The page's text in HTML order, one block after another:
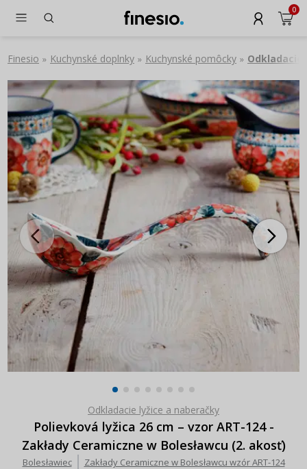
0
Finesio » Kuchynské doplnky » Kuchynské pomôcky » Odkladacie
Odkladacie lyžice a naberačky
Polievková lyžica 26 cm – vzor ART-124 -
Zakłady Ceramiczne w Bolesławcu (2. akosť)
Bolesławiec Zakłady Ceramiczne w Bolesławcu wzór ART-124